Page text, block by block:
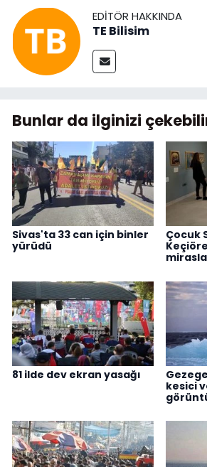
EDITÖR HAKKINDA
TE Bilisim
Bunlar da ilginizi
Sivas'ta 33 can için binler
yürüdü
Çocuk
81 ilde dev ekran yasağı
kesici